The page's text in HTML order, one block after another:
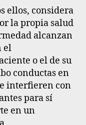
ellos, considera
la propia salud
alcanzan
el
o el de su
conductas en
interfieren con
para sí
en un